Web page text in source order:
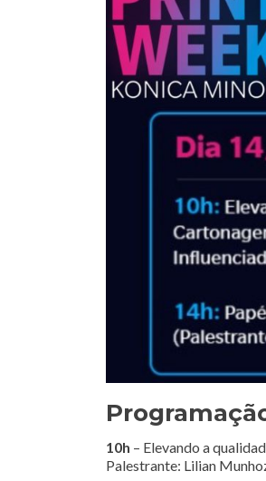
10h – Elevando a
Palestrante: Lilian